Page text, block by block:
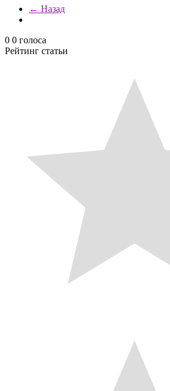
← Назад
0 0 голоса
Рейтинг статьи